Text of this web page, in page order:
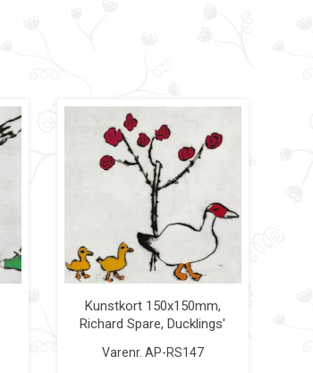
Kunstkort 150x150mm,
Richard Spare, Ducklings'
Varenr. AP-RS147